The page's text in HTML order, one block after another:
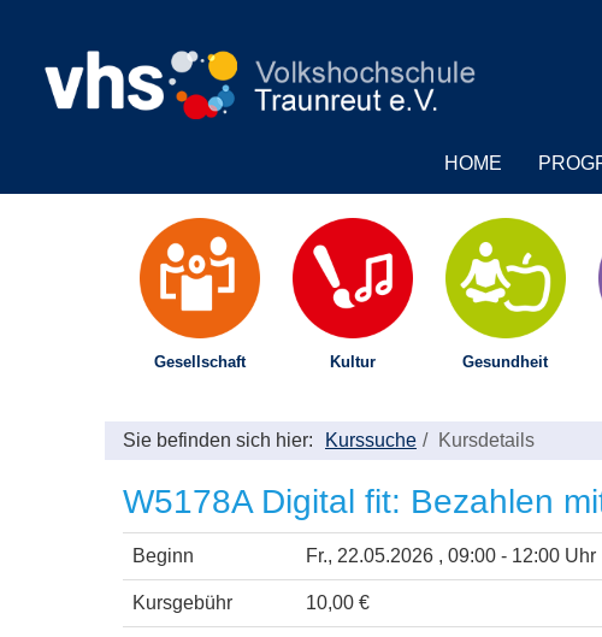
HOME
Gesellschaft Kultur Gesundheit
Sie befinden sich hier: Kurssuche Kursdetails
W5178A Digital fit: Bezahlen
Beginn Fr., 22.05.2026 , 09:00 - 12:00 Uhr
Kursgebühr 10,00 €